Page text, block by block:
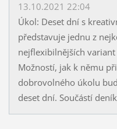
13.10.2021 22:04
Úkol: Deset dní s
představuje jednu z
nejflexibilnějších
Možností, jak k němu
dobrovolného úkolu
deset dní. Součástí